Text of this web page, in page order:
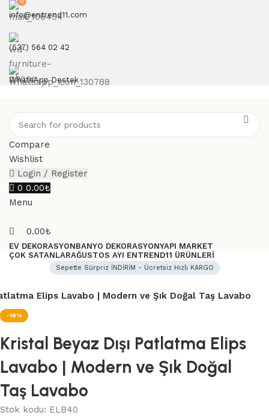
info@entrend11.com
(537) 564 02 42
WhatsApp Destek
Compare
Wishlist
Login / Register
0 0.00₺
Menu
0
0.00₺
EV DEKORASYONBANYO DEKORASYONYAPI MARKET
ÇOK SATANLARAĞUSTOS AYI ENTREND11 ÜRÜNLERI
Sepette Sürpriz İNDİRİM - Ücretsiz Hızlı KARGO
Elips Lavabo | Modern ve Şık Doğal Taş Lavabo
-18%
Kristal Beyaz Dışı Patlatma Elips
Lavabo | Modern ve Şık Doğal
Taş Lavabo
Stok kodu: ELB40